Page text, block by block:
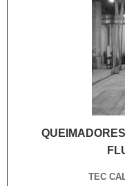
aquecer esse
TEC